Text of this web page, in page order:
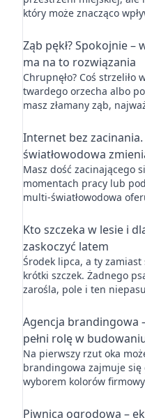
który może znacząco
Ząb pękł? Spokojnie –
ma na to rozwiązania
Chrupnęło? Coś
twardego orzecha albo
masz złamany ząb,
Internet bez
światłowodowa
Masz dość zacinającego
momentach pracy lub
multi-światłowodowa
Kto szczeka w lesie i
zaskoczyć latem
Środek lipca, a ty zamiast
krótki szczek. Żadnego
zarośla, pole i ten
Agencja brandingowa
pełni rolę w
Na pierwszy rzut oka
brandingowa zajmuje się
wyborem kolorów
Piwnica ogrodowa –